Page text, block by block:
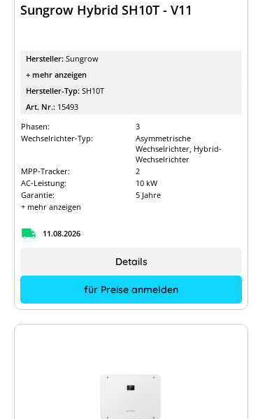
Sungrow Hybrid SH10T - V11
Hersteller: Sungrow
+ mehr anzeigen
Hersteller-Typ: SH10T
Art. Nr.: 15493
Phasen:
3
Wechselrichter-Typ:
Asymmetrische
Wechselrichter, Hybrid-
Wechselrichter
MPP-Tracker:
2
AC-Leistung:
10 kW
Garantie:
5 Jahre
+ mehr anzeigen
11.08.2026
für Preise anmelden
Details